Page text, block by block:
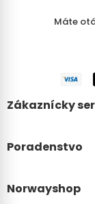
Máte
Zákaznícky
Poradenstvo
Norwayshop